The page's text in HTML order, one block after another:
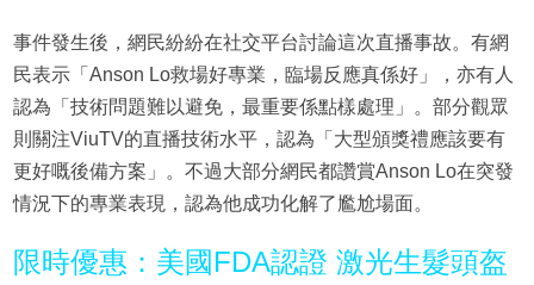
事件發生後，網民紛紛在社交平台討論這次直播事故。有網
民表示「Anson Lo救場好專業，臨場反應真係好」，亦有人
認為「技術問題難以避免，最重要係點樣處理」。部分觀眾
則關注ViuTV的直播技術水平，認為「大型頒獎禮應該要有
更好嘅後備方案」。不過大部分網民都讚賞Anson Lo在突發
情況下的專業表現，認為他成功化解了尷尬場面。
限時優惠：美國FDA認證 激光生髮頭盔